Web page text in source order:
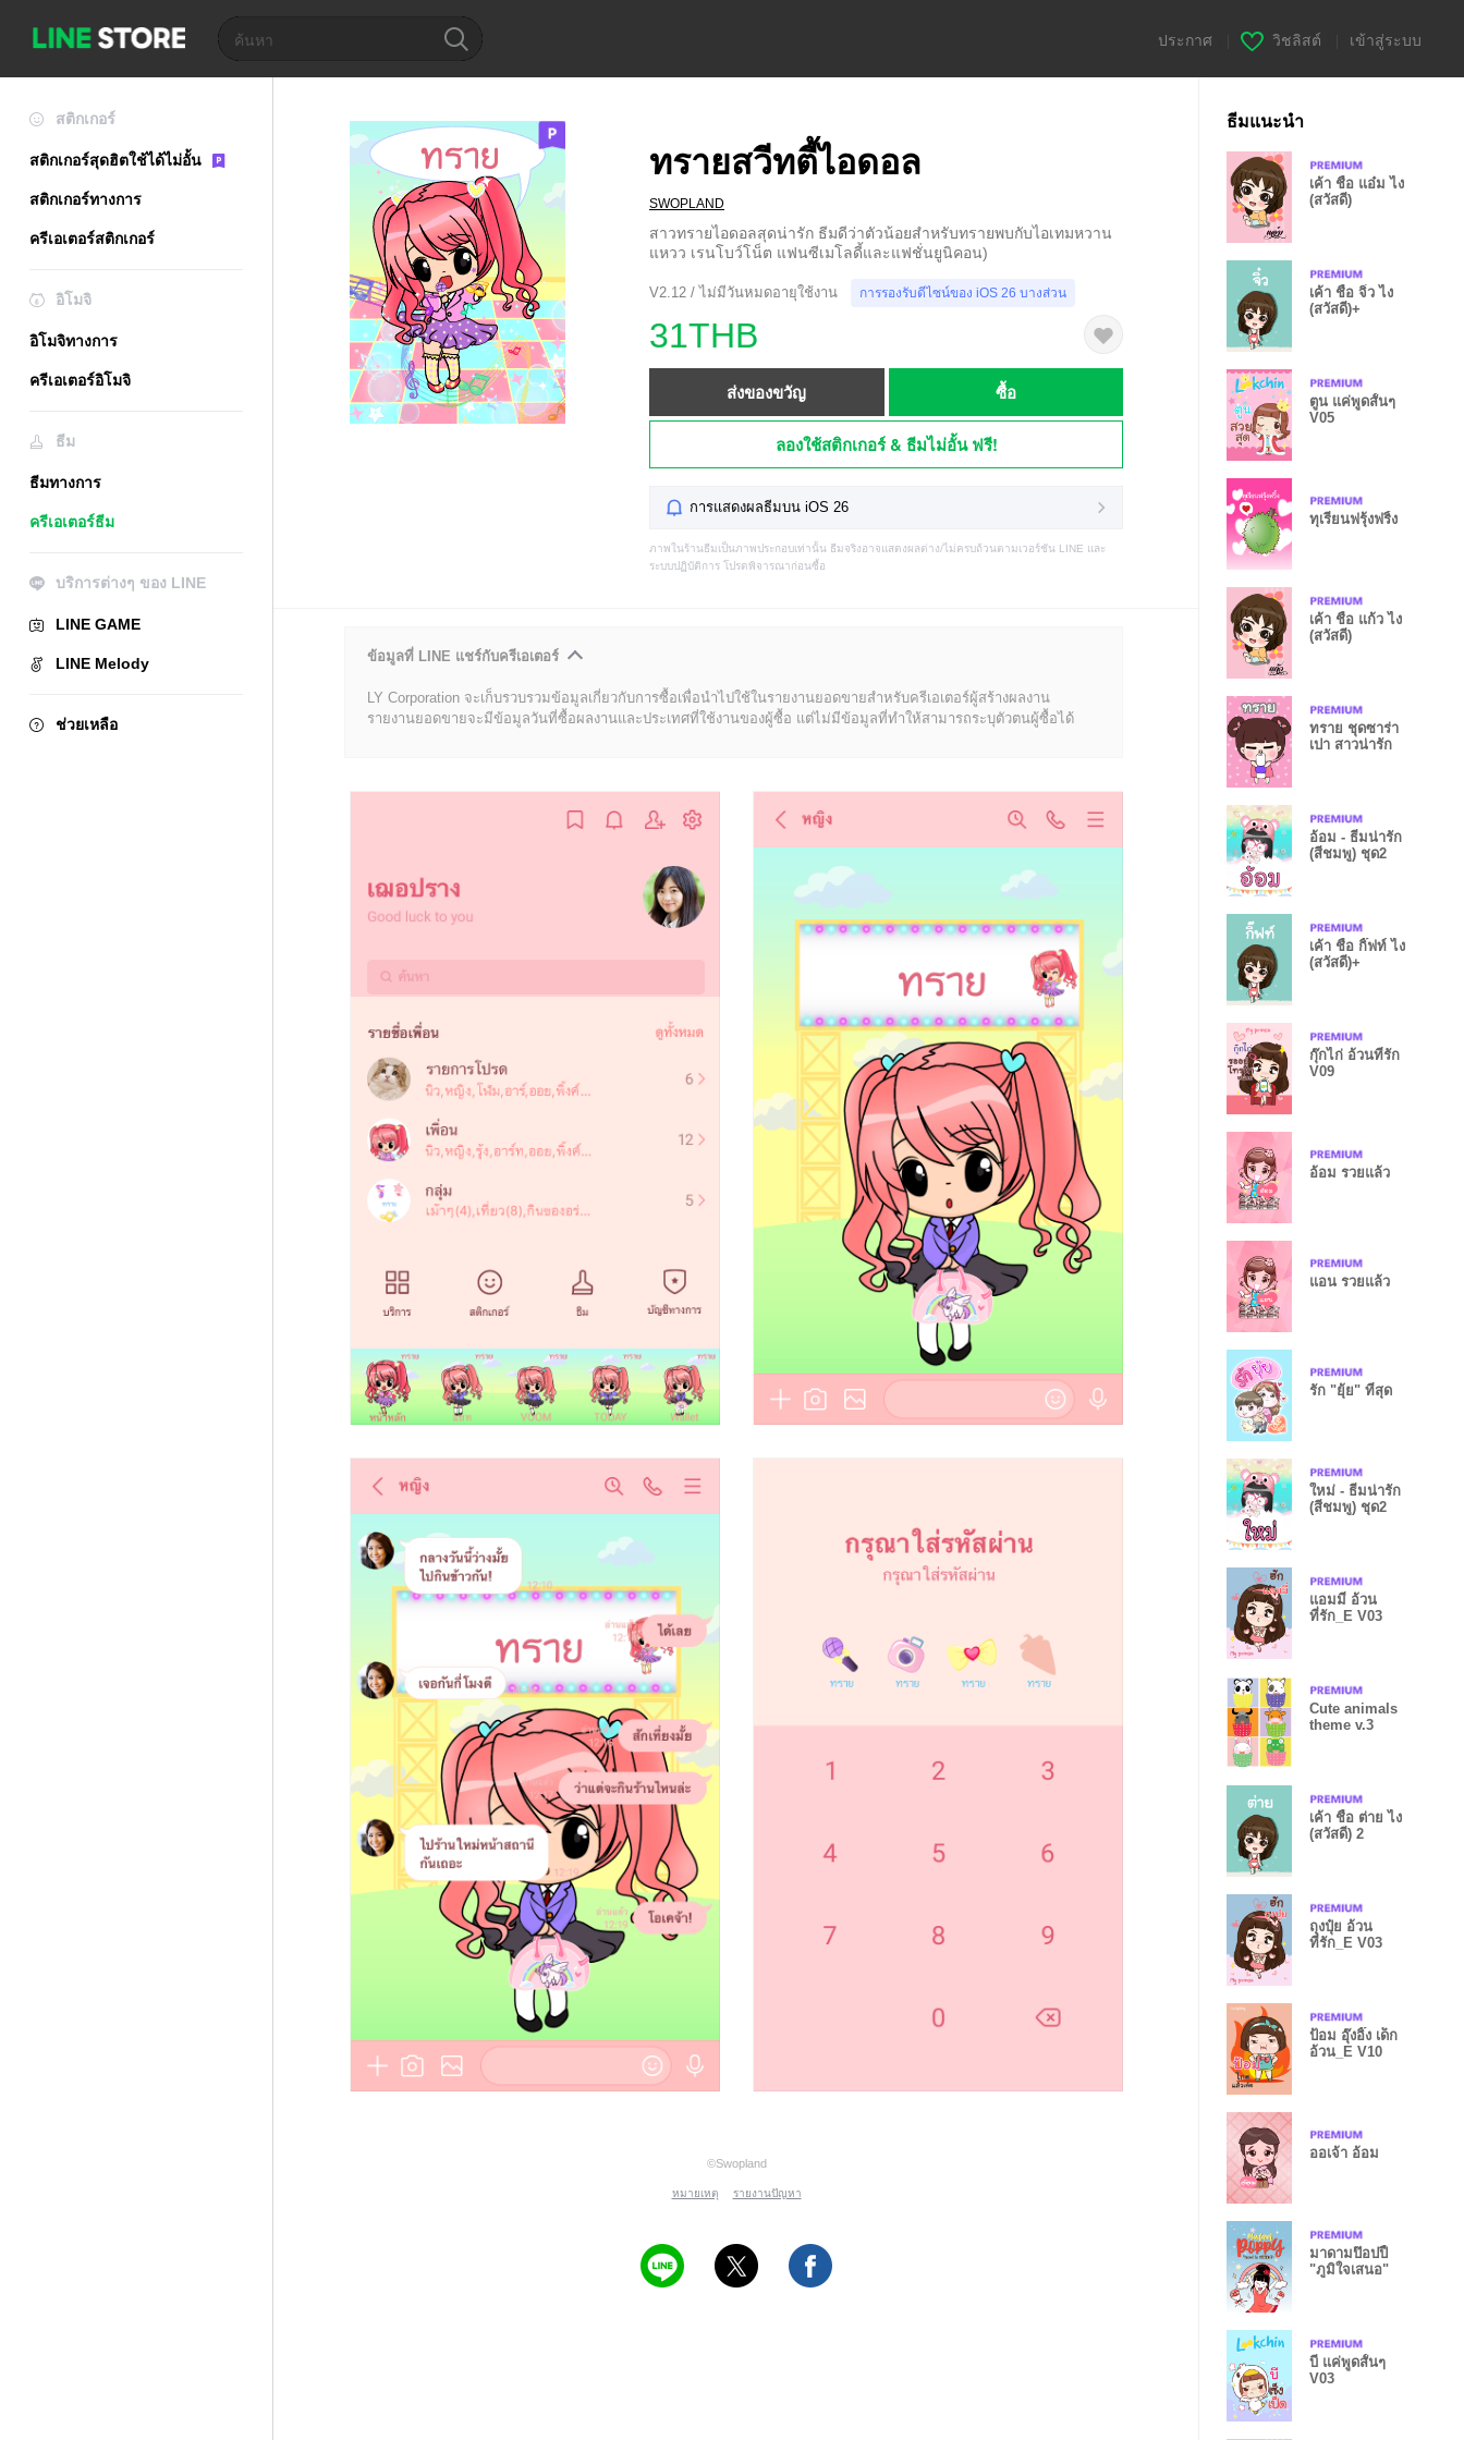
ประกาศ วิชลิสต์ เข้าสู่ระบบ
สติกเกอร์
สติกเกอร์สุดฮิตใช้ได้ไม่อั้น
สติกเกอร์ทางการ
ครีเอเตอร์สติกเกอร์
อิโมจิ
อิโมจิทางการ
ครีเอเตอร์อิโมจิ
ธีม
ธีมทางการ
ครีเอเตอร์ธีม
บริการต่างๆ ของ LINE
LINE GAME
LINE Melody
ช่วยเหลือ
ทรายสวีทตี้ไอดอล
SWOPLAND
สาวทรายไอดอลสุดน่ารัก ธีมดีว่าตัวน้อยสำหรับทรายพบกับไอเทมหวาน
แหวว เรนโบว์โน็ต แฟนซีเมโลดี้และแฟชั่นยูนิคอน)
V2.12 / ไม่มีวันหมดอายุใช้งาน การรองรับดีไซน์ของ iOS 26 บางส่วน
31THB
ส่งของขวัญ ซื้อ
ลองใช้สติกเกอร์ & ธีมไม่อั้น ฟรี!
การแสดงผลธีมบน iOS 26
ภาพในร้านธีมเป็นภาพประกอบเท่านั้น ธีมจริงอาจแสดงผลต่าง/ไม่ครบถ้วนตามเวอร์ชัน LINE และ
ระบบปฏิบัติการ โปรดพิจารณาก่อนซื้อ
ข้อมูลที่ LINE แชร์กับครีเอเตอร์
LY Corporation จะเก็บรวบรวมข้อมูลเกี่ยวกับการซื้อเพื่อนำไปใช้ในรายงานยอดขายสำหรับครีเอเตอร์ผู้สร้างผลงาน
รายงานยอดขายจะมีข้อมูลวันที่ซื้อผลงานและประเทศที่ใช้งานของผู้ซื้อ แต่ไม่มีข้อมูลที่ทำให้สามารถระบุตัวตนผู้ซื้อได้
©Swopland
หมายเหตุ รายงานปัญหา
ธีมแนะนำ
เค้า ชื่อ แอ๋ม ไง
(สวัสดี)
เค้า ชื่อ จิ๋ว ไง
(สวัสดี)+
ตูน แค่พูดสั้นๆ
V05
ทุเรียนฟรุ้งฟริ้ง
เค้า ชื่อ แก้ว ไง
(สวัสดี)
ทราย ชุดซาร่า
เปา สาวน่ารัก
อ้อม - ธีมน่ารัก
(สีชมพู) ชุด2
เค้า ชื่อ กิ๊ฟท์ ไง
(สวัสดี)+
กุ๊กไก่ อ้วนที่รัก
V09
อ้อม รวยแล้ว
แอน รวยแล้ว
รัก "ยุ้ย" ที่สุด
ใหม่ - ธีมน่ารัก
(สีชมพู) ชุด2
แอมมี่ อ้วน
ที่รัก_E V03
Cute animals
theme v.3
เค้า ชื่อ ต่าย ไง
(สวัสดี) 2
ถุงปุ๋ย อ้วน
ที่รัก_E V03
ป้อม อุ๊งอิ๊ง เด็ก
อ้วน_E V10
ออเจ้า อ้อม
มาดามป๊อปปี้
"ภูมิใจเสนอ"
บี แค่พูดสั้นๆ
V03